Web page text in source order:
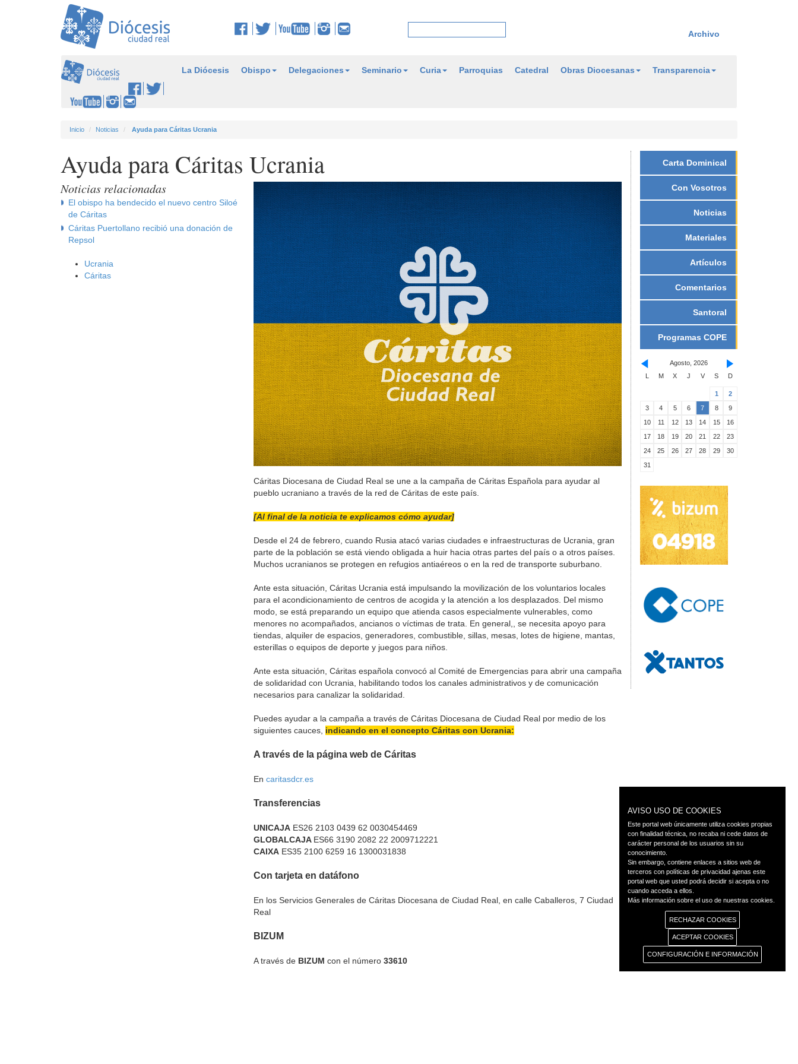
Archivo
La Diócesis Obispo Delegaciones Seminario Curia Parroquias Catedral Obras Diocesanas Transparencia
Inicio Noticias Ayuda para Cáritas Ucrania
Ayuda para Cáritas Ucrania
Noticias relacionadas
El obispo ha bendecido el nuevo centro Siloé
de Cáritas
Cáritas Puertollano recibió una donación de
Repsol
Ucrania
Cáritas
Cáritas Diocesana de Ciudad Real se une a la campaña de Cáritas Española para ayudar al
pueblo ucraniano a través de la red de Cáritas de este país.
[Al final de la noticia te explicamos cómo ayudar]
Desde el 24 de febrero, cuando Rusia atacó varias ciudades e infraestructuras de Ucrania, gran
parte de la población se está viendo obligada a huir hacia otras partes del país o a otros países.
Muchos ucranianos se protegen en refugios antiaéreos o en la red de transporte suburbano.
Ante esta situación, Cáritas Ucrania está impulsando la movilización de los voluntarios locales
para el acondicionamiento de centros de acogida y la atención a los desplazados. Del mismo
modo, se está preparando un equipo que atienda casos especialmente vulnerables, como
menores no acompañados, ancianos o víctimas de trata. En general,, se necesita apoyo para
tiendas, alquiler de espacios, generadores, combustible, sillas, mesas, lotes de higiene, mantas,
esterillas o equipos de deporte y juegos para niños.
Ante esta situación, Cáritas española convocó al Comité de Emergencias para abrir una campaña
de solidaridad con Ucrania, habilitando todos los canales administrativos y de comunicación
necesarios para canalizar la solidaridad.
Puedes ayudar a la campaña a través de Cáritas Diocesana de Ciudad Real por medio de los
siguientes cauces, indicando en el concepto Cáritas con Ucrania:
A través de la página web de Cáritas
En caritasdcr.es
Transferencias
UNICAJAES26 2103 0439 62 0030454469
GLOBALCAJA ES66 3190 2082 22 2009712221
CAIXAES35 2100 6259 16 1300031838
Con tarjeta en datáfono
En los Servicios Generales de Cáritas Diocesana de Ciudad Real, en calle Caballeros, 7 Ciudad
Real
BIZUM
A través de BIZUM con el número 33610
Carta Dominical
Con Vosotros
Noticias
Materiales
Artículos
Comentarios
Santoral
Programas COPE
Agosto, 2026
L
M X J V S D
1
2
3
4 5 6 7 8
9
10
11 12 13 14 15
16
17
18 19 20 21 22
23
24
25 26 27 28 29
30
31
AVISO USO DE COOKIES
Este portal web únicamente utiliza cookies propias
con finalidad técnica, no recaba ni cede datos de
carácter personal de los usuarios sin su
conocimiento.
Sin embargo, contiene enlaces a sitios web de
terceros con políticas de privacidad ajenas este
portal web que usted podrá decidir si acepta o no
cuando acceda a ellos.
Más información sobre el uso de nuestras cookies.
RECHAZAR COOKIES
ACEPTAR COOKIES
CONFIGURACIÓN E INFORMACIÓN